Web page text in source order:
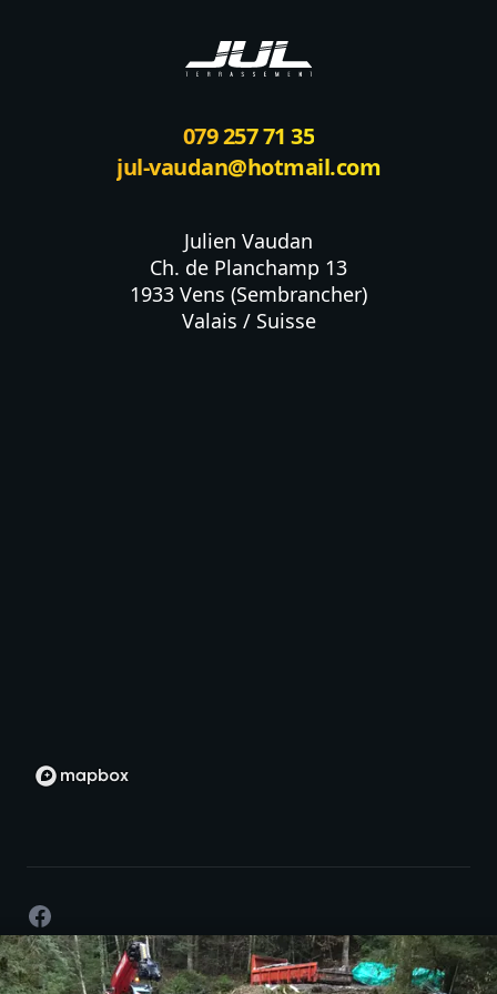
079 257 71 35
jul-vaudan@hotmail.com
Julien Vaudan
Ch. de Planchamp 13
1933 Vens (Sembrancher)
Valais / Suisse
Facebook
©2026- Développement par passion -